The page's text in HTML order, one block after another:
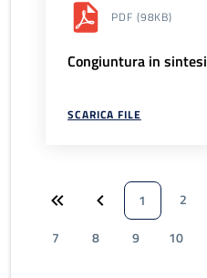
PDF (98KB)
Congiuntura in
SCARICA FILE
1 2
7
8 9 10